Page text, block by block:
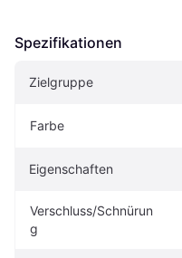
Spezifikationen
Zielgruppe
Farbe
Eigenschaften
Verschluss/Schnürun
g